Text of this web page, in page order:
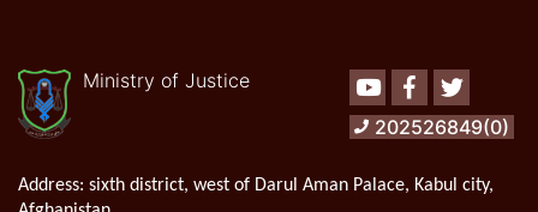
Ministry of Justice YoutubeFacebookTwitter
202526849(0)
Address: sixth district, west of Darul Aman Palace, Kabul city,